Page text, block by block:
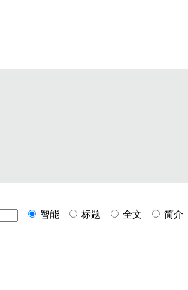
智能
标题 全文 简介